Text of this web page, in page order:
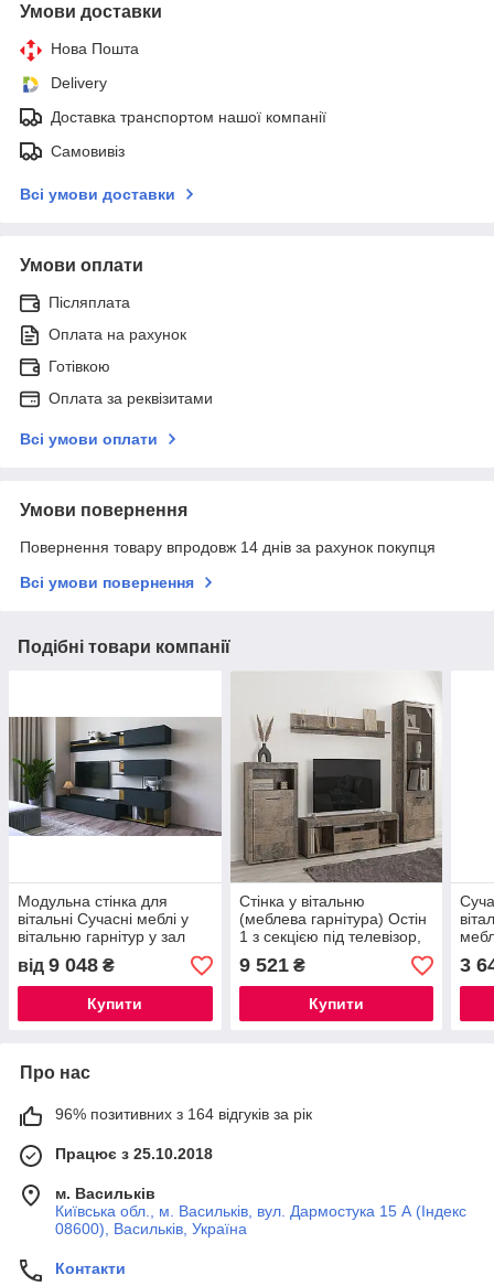
Умови доставки
Нова Пошта
Delivery
Доставка транспортом нашої компанії
Самовивіз
Всі умови доставки
Умови оплати
Післяплата
Оплата на рахунок
Готівкою
Оплата за реквізитами
Всі умови оплати
Умови повернення
Повернення товару впродовж 14 днів за рахунок покупця
Всі умови повернення
Подібні товари компанії
Модульна стінка для
вітальні Сучасні меблі у
вітальню гарнітур у зал
Лего СМ
від 9 048 ₴
Купити
Стінка у вітальню
(меблева гарнітура) Остін
1 з секцією під телевізор,
дуб фрегат СМ
9 521₴
Купити
у
3
Про нас
96% позитивних з 164 відгуків за рік
Працює з 25.10.2018
м. Васильків
Київська обл., м. Васильків, вул. Дармостука 15 А (Індекс
08600), Васильків, Україна
Контакти